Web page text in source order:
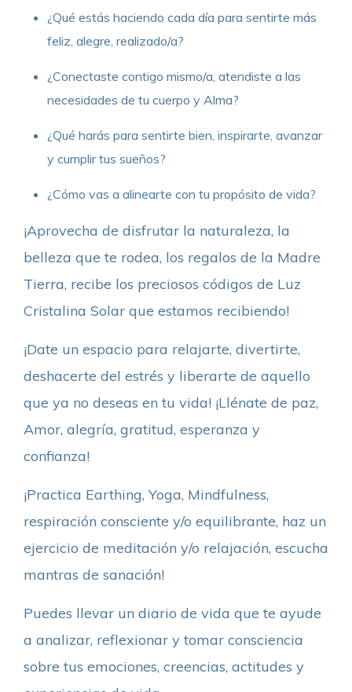
¿Qué estás haciendo cada día para sentirte más
feliz, alegre, realizado/a?
¿Conectaste contigo mismo/a, atendiste a las
necesidades de tu cuerpo y Alma?
¿Qué harás para sentirte bien, inspirarte, avanzar
y cumplir tus sueños?
¿Cómo vas a alinearte con tu propósito de vida?
¡Aprovecha de disfrutar la naturaleza, la
belleza que te rodea, los regalos de la Madre
Tierra, recibe los preciosos códigos de Luz
Cristalina Solar que estamos recibiendo!
¡Date un espacio para relajarte, divertirte,
deshacerte del estrés y liberarte de aquello
que ya no deseas en tu vida! ¡Llénate de paz,
Amor, alegría, gratitud, esperanza y
confianza!
¡Practica Earthing, Yoga, Mindfulness,
respiración consciente y/o equilibrante, haz un
ejercicio de meditación y/o relajación, escucha
mantras de sanación!
Puedes llevar un diario de vida que te ayude
a analizar, reflexionar y tomar consciencia
sobre tus emociones, creencias, actitudes y